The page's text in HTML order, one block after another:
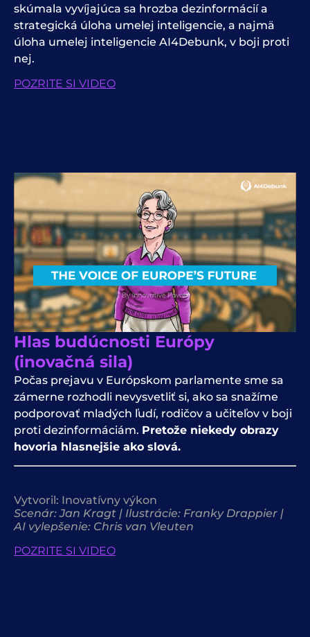
skúmala vyvíjajúca sa hrozba dezinformácií a
strategická úloha umelej inteligencie, a najmä
úloha umelej inteligencie AI4Debunk, v boji proti
nej.
POZRITE SI VIDEO
Hlas budúcnosti Európy
(inovačná sila)
Počas prejavu v Európskom parlamente sme sa
zámerne rozhodli nevysvetliť si, ako sa snažíme
podporovať mladých ľudí, rodičov a učiteľov v boji
proti dezinformáciám. Pretože niekedy obrazy
hovoria hlasnejšie ako slová.
Vytvoril: Inovatívny výkon
Scenár: Jan Kragt | Ilustrácie: Franky Drappier |
AI vylepšenie: Chris van Vleuten
POZRITE SI VIDEO